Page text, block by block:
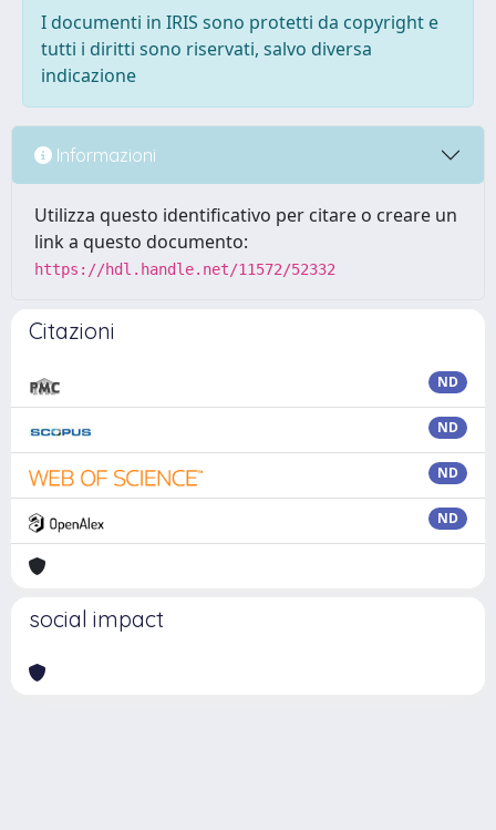
I documenti in IRIS sono protetti da copyright e
tutti i diritti sono riservati, salvo diversa
indicazione
Informazioni
Utilizza questo identificativo per citare o creare un
link a questo documento:
https://hdl.handle.net/11572/52332
Citazioni
ND
ND
ND
ND
social impact